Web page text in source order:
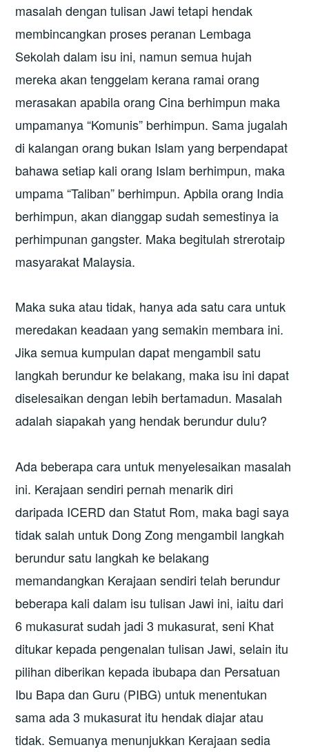
masalah dengan tulisan Jawi tetapi hendak
membincangkan proses peranan Lembaga
Sekolah dalam isu ini, namun semua hujah
mereka akan tenggelam kerana ramai orang
merasakan apabila orang Cina berhimpun maka
umpamanya “Komunis” berhimpun. Sama jugalah
di kalangan orang bukan Islam yang berpendapat
bahawa setiap kali orang Islam berhimpun, maka
umpama “Taliban” berhimpun. Apbila orang India
berhimpun, akan dianggap sudah semestinya ia
perhimpunan gangster. Maka begitulah strerotaip
masyarakat Malaysia.
Maka suka atau tidak, hanya ada satu cara untuk
meredakan keadaan yang semakin membara ini.
Jika semua kumpulan dapat mengambil satu
langkah berundur ke belakang, maka isu ini dapat
diselesaikan dengan lebih bertamadun. Masalah
adalah siapakah yang hendak berundur dulu?
Ada beberapa cara untuk menyelesaikan masalah
ini. Kerajaan sendiri pernah menarik diri
daripada ICERD dan Statut Rom, maka bagi saya
tidak salah untuk Dong Zong mengambil langkah
berundur satu langkah ke belakang
memandangkan Kerajaan sendiri telah berundur
beberapa kali dalam isu tulisan Jawi ini, iaitu dari
6 mukasurat sudah jadi 3 mukasurat, seni Khat
ditukar kepada pengenalan tulisan Jawi, selain itu
pilihan diberikan kepada ibubapa dan Persatuan
Ibu Bapa dan Guru (PIBG) untuk menentukan
sama ada 3 mukasurat itu hendak diajar atau
tidak. Semuanya menunjukkan Kerajaan sedia